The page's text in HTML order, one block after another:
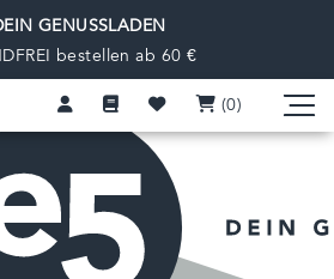
GENUSSLADEN
bestellen ab 60 €
(0)